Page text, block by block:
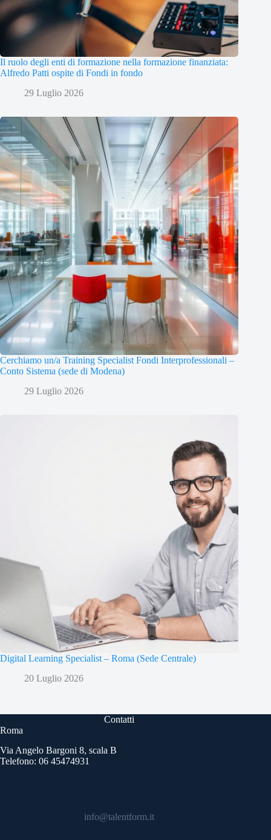
Il ruolo degli enti di formazione nella formazione finanziata:
Alfredo Patti ospite di Fondi in fondo
29 Luglio 2026
Cerchiamo un/a Training Specialist Fondi Interprofessionali –
Conto Sistema (sede di Modena)
29 Luglio 2026
Digital Learning Specialist – Roma (Sede Centrale)
20 Luglio 2026
Contatti
Roma
Via Angelo Bargoni 8, scala B
Telefono: 06 45474931
info@talentform.it